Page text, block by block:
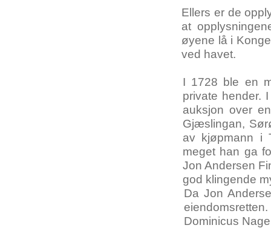
Ellers er de
at
øyene lå i
ved havet.
I 1728 ble en
private hender.
auksjon over
Gjæslingan,
av kjøpmann i
meget han ga
Jon Andersen
god klingende
Da Jon
Dominicus